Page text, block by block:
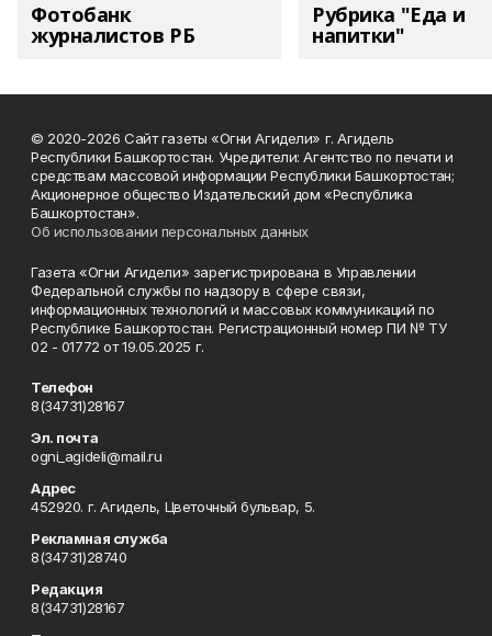
Фотобанк
журналистов РБ
Рубрика "Еда и
напитки"
© 2020-2026 Сайт газеты «Огни Агидели» г. Агидель
Республики Башкортостан. Учредители: Агентство по печати и
средствам массовой информации Республики Башкортостан;
Акционерное общество Издательский дом «Республика
Башкортостан».
Об использовании персональных данных
Газета «Огни Агидели» зарегистрирована в Управлении
Федеральной службы по надзору в сфере связи,
информационных технологий и массовых коммуникаций по
Республике Башкортостан. Регистрационный номер ПИ № ТУ
02 - 01772 от 19.05.2025 г.
Телефон
8(34731)28167
Эл. почта
ogni_agideli@mail.ru
Адрес
452920. г. Агидель, Цветочный бульвар, 5.
Рекламная служба
8(34731)28740
Редакция
8(34731)28167